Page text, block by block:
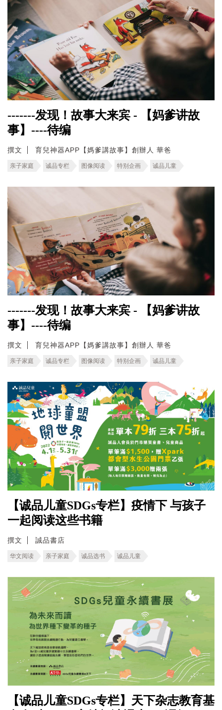
-------发现！故事大来宾 - 【妈爹讲故
事】----待编
撰文 育兒神器APP【媽爹講故事】創辦人 華爸
亲子家庭 诚品专栏 图像阅读 特别企画 诚品儿童
-------发现！故事大来宾 - 【妈爹讲故
事】----待编
撰文 育兒神器APP【媽爹講故事】創辦人 華爸
亲子家庭 诚品专栏 图像阅读 特别企画 诚品儿童
【诚品儿童SDGs专栏】疫情下 与孩子
一起阅读这些书籍
撰文 誠品書店
华文阅读 亲子家庭 诚品选书 诚品儿童
【诚品儿童SDGs专栏】天下杂志教育基